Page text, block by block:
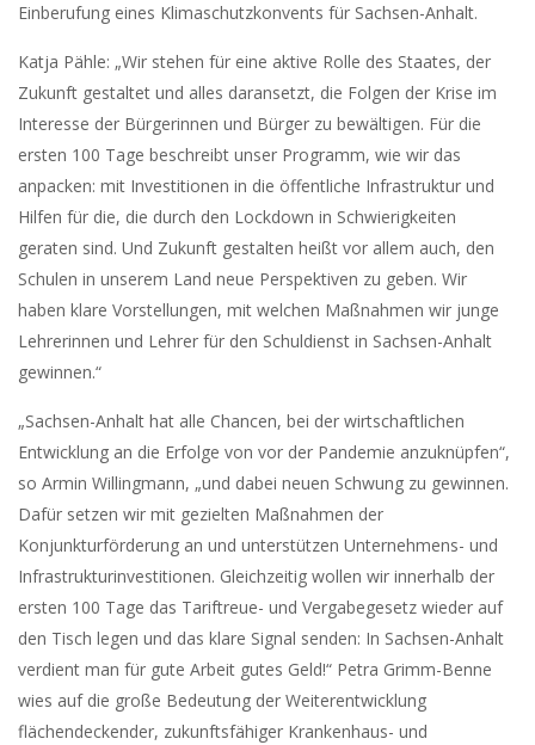
Einberufung eines Klimaschutzkonvents für Sachsen-Anhalt.
Katja Pähle: „Wir stehen für eine aktive Rolle des Staates, der
Zukunft gestaltet und alles daransetzt, die Folgen der Krise im
Interesse der Bürgerinnen und Bürger zu bewältigen. Für die
ersten 100 Tage beschreibt unser Programm, wie wir das
anpacken: mit Investitionen in die öffentliche Infrastruktur und
Hilfen für die, die durch den Lockdown in Schwierigkeiten
geraten sind. Und Zukunft gestalten heißt vor allem auch, den
Schulen in unserem Land neue Perspektiven zu geben. Wir
haben klare Vorstellungen, mit welchen Maßnahmen wir junge
Lehrerinnen und Lehrer für den Schuldienst in Sachsen-Anhalt
gewinnen.“
„Sachsen-Anhalt hat alle Chancen, bei der wirtschaftlichen
Entwicklung an die Erfolge von vor der Pandemie anzuknüpfen“,
so Armin Willingmann, „und dabei neuen Schwung zu gewinnen.
Dafür setzen wir mit gezielten Maßnahmen der
Konjunkturförderung an und unterstützen Unternehmens- und
Infrastrukturinvestitionen. Gleichzeitig wollen wir innerhalb der
ersten 100 Tage das Tariftreue- und Vergabegesetz wieder auf
den Tisch legen und das klare Signal senden: In Sachsen-Anhalt
verdient man für gute Arbeit gutes Geld!“ Petra Grimm-Benne
wies auf die große Bedeutung der Weiterentwicklung
flächendeckender, zukunftsfähiger Krankenhaus- und